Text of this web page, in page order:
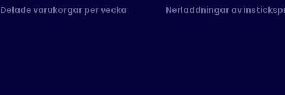
Delade varukorgar per vecka Nerladdningar av